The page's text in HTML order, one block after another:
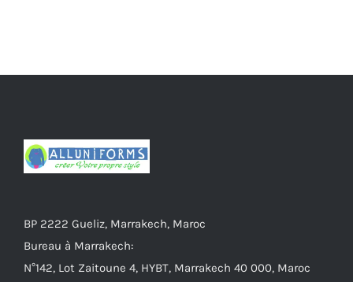
BP 2222 Gueliz, Marrakech, Maroc
Bureau à Marrakech:
N°142, Lot Zaitoune 4, HYBT, Marrakech 40 000, Maroc